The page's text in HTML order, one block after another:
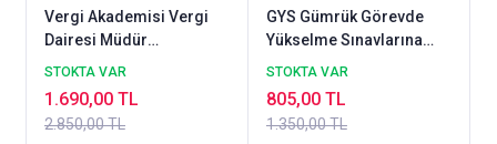
Vergi Akademisi Vergi
Dairesi Müdür
Yardımcılığı ve Vergi
Karma Çıkmış Soru
Denemeleri ÇÖZÜMLÜ
STOKTA VAR
2.850,00 TL
1.690,00 TL
GYS Gümrük Görevde
Yükselme Sınavlarına
Hazırlık Kitabı Gökhan
STOKTA VAR
1.350,00 TL
805,00 TL